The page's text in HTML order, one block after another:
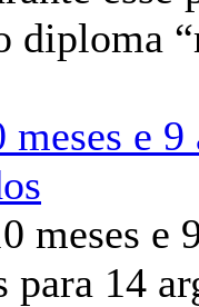
diploma
meses e